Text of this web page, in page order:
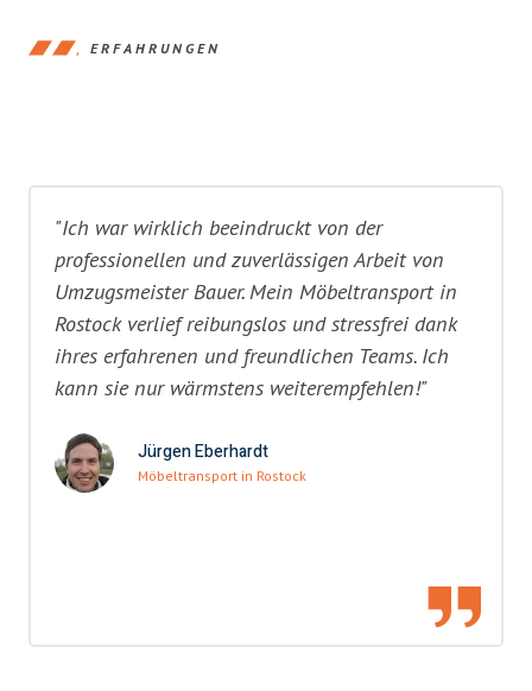
ERFAHRUNGEN
"Ich war wirklich beeindruckt von der
professionellen und zuverlässigen Arbeit von
Umzugsmeister Bauer. Mein Möbeltransport in
Rostock verlief reibungslos und stressfrei dank
ihres erfahrenen und freundlichen Teams. Ich
kann sie nur wärmstens weiterempfehlen!"
Jürgen Eberhardt
Möbeltransport in Rostock